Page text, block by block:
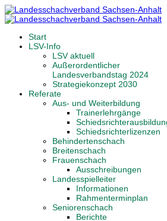
Start
LSV-Info
LSV aktuell
Außerordentlicher
Landesverbandstag 2024
Strategiekonzept 2030
Referate
Aus- und Weiterbildung
Trainerlehrgänge
Schiedsrichterlizenzen
Behindertenschach
Breitenschach
Frauenschach
Ausschreibungen
Landesspielleiter
Informationen
Rahmenterminplan
Seniorenschach
Berichte